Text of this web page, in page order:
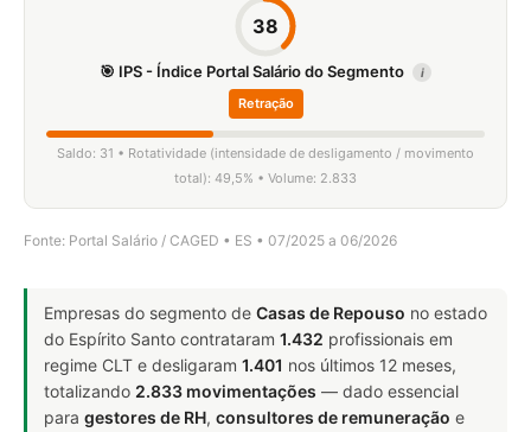
38
🎯 IPS - Índice Portal Salário do Segmento i
Retração
Saldo: 31 • Rotatividade (intensidade de desligamento / movimento
total): 49,5% • Volume: 2.833
Fonte: Portal Salário / CAGED • ES • 07/2025 a 06/2026
Empresas do segmento de Casas de Repouso no estado
do Espírito Santo contrataram 1.432 profissionais em
regime CLT e desligaram 1.401 nos últimos 12 meses,
totalizando 2.833 movimentações — dado essencial
para gestores de RH, consultores de remuneração e